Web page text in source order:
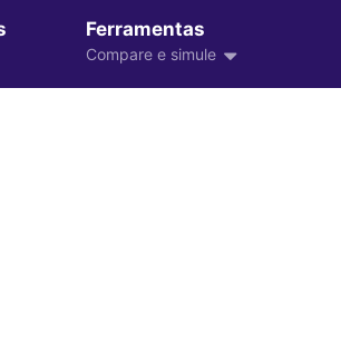
Ferramentas
Compare e simule